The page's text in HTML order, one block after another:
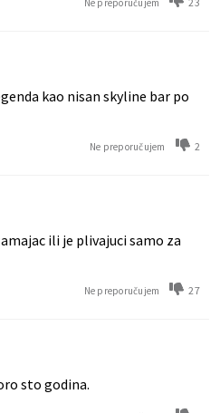
kao nisan skyline bar po
Ne preporučujem 2
ili je plivajuci samo za
Ne preporučujem 27
sto godina.